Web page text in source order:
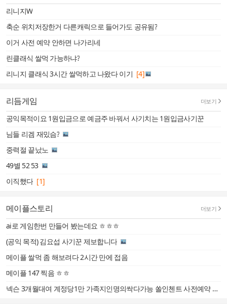
리니지W
축순 위치저장한거 다른캐릭으로 들어가도 공유됨?
이거 사전 예약 안하면 나가리네
린클래식 쌀먹 가능하냐?
[4]
리니지 클래식 3시간 쌀먹하고 나왔다 이기
리듬게임 더보기
공익목적이요 1원입금으로 예금주 바꿔서 사기치는 1원입금사기꾼
님들 리겜 재밌슴?
중력절 끝났노
49별 52 53
[1]
이직했다
메이플스토리 더보기
ai로 게임한번 만들어 봤는데요 ㅎㅎㅎ
(공익 목적) 김요섭 사기꾼 제보합니다
메이플 쌀먹 좀 해보려다 2시간 만에 접음
메이플 147 찍음 ㅎㅎ
넥슨 3개월대여 계정당1만 가족지인명의싹다가능 쏠인첸트 사전예약 즉정2만 매달4만 엔씨신규기존싹다계정당0.7 무한매입합니다 @sshhhh000